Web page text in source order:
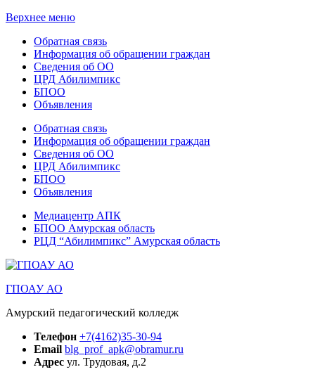
Верхнее меню
Обратная связь
Информация об обращении граждан
Сведения об ОО
ЦРД Абилимпикс
БПОО
Объявления
Обратная связь
Информация об обращении граждан
Сведения об ОО
ЦРД Абилимпикс
БПОО
Объявления
Медиацентр АПК
БПОО Амурская область
РЦД “Абилимпикс” Амурская область
ГПОАУ АО
Амурский педагогический колледж
Телефон +7(4162)35-30-94
Email blg_prof_apk@obramur.ru
Адрес ул. Трудовая, д.2